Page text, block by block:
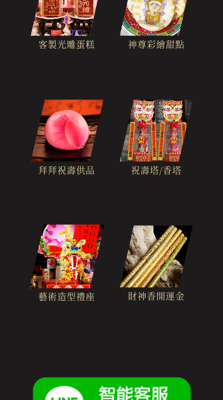
客製光雕蛋糕 神尊彩繪甜點
拜拜祝壽供品 祝壽塔/香塔
藝術造型禮座 財神香開運金